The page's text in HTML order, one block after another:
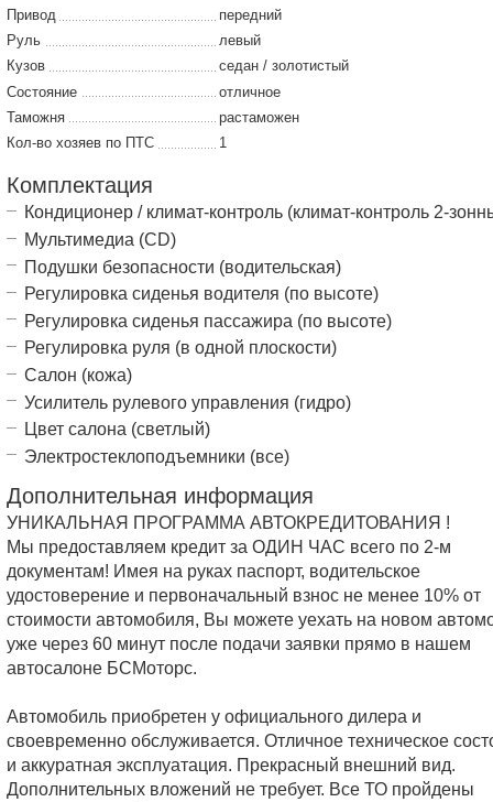
Привод
передний
Руль
левый
Кузов
седан / золотистый
Состояние
отличное
Таможня
растаможен
Кол-во хозяев по ПТС
1
Комплектация
Кондиционер / климат-контроль (климат-контроль 2-
Мультимедиа (CD)
Подушки безопасности (водительская)
Регулировка сиденья водителя (по высоте)
Регулировка сиденья пассажира (по высоте)
Регулировка руля (в одной плоскости)
Салон (кожа)
Усилитель рулевого управления (гидро)
Цвет салона (светлый)
Электростеклоподъемники (все)
Дополнительная информация
УНИКАЛЬНАЯ ПРОГРАММА АВТОКРЕДИТОВАНИЯ !
Мы предоставляем кредит за ОДИН ЧАС всего по 2-м
документам! Имея на руках паспорт, водительское
удостоверение и первоначальный взнос не менее 10% от
стоимости автомобиля, Вы можете уехать на новом
уже через 60 минут после подачи заявки прямо в нашем
автосалоне БСМоторс.
Автомобиль приобретен у официального дилера и
своевременно обслуживается. Отличное техническое
и аккуратная эксплуатация. Прекрасный внешний вид.
Дополнительных вложений не требует. Все ТО пройдены